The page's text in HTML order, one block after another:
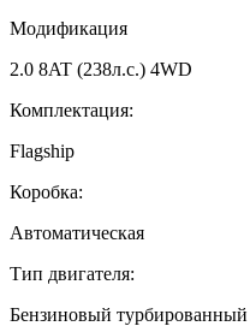
Модификация
2.0 8AT (238л.с.) 4WD
Комплектация:
Flagship
Коробка:
Автоматическая
Тип двигателя:
Бензиновый турбированный